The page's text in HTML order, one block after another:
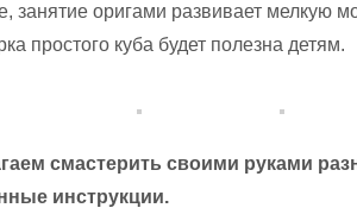
занятие оригами развивает мелкую
простого куба будет полезна детям.
смастерить своими руками
инструкции.